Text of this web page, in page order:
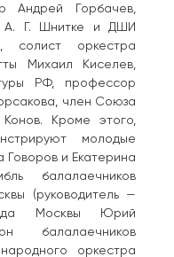
Андрей Горбачев,
А. Г. Шнитке и ДШИ
солист оркестра
Михаил Киселев,
РФ, профессор
член Союза
Кроме этого,
молодые
Говоров и Екатерина
балалаечников
(руководитель —
Москвы Юрий
балалаечников
оркестра